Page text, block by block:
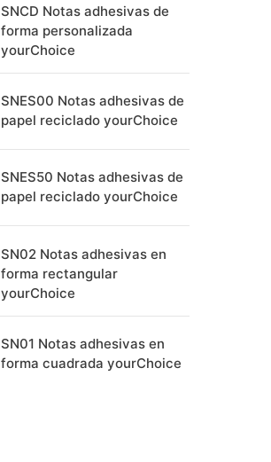
SNCD Notas adhesivas de
forma personalizada
yourChoice
SNES00 Notas adhesivas de
papel reciclado yourChoice
SNES50 Notas adhesivas de
papel reciclado yourChoice
SN02 Notas adhesivas en
forma rectangular
yourChoice
SN01 Notas adhesivas en
forma cuadrada yourChoice